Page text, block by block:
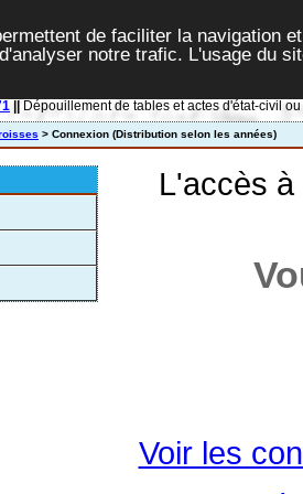
de faciliter la navigation
notre trafic. L'usage du
Dépouillement de tables et actes d'état-civil
> Connexion (Distribution selon les années)
L'accès
Voir les